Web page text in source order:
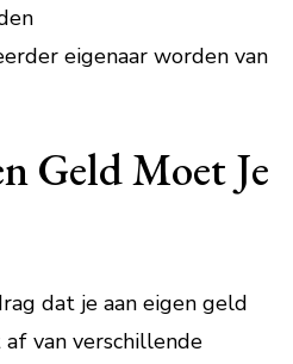
eigenaar worden van
Geld Moet Je
dat je aan eigen geld
van verschillende